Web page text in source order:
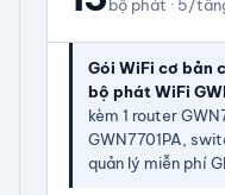
bộ phát · 5/
Gói WiFi cơ bản
bộ phát WiFi
kèm 1 router
GWN7701PA,
quản lý miễn phí